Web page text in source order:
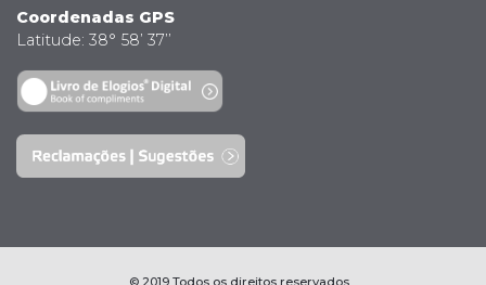
Coordenadas GPS
Latitude: 38° 58’ 37’’
© 2019 Todos os direitos reservados